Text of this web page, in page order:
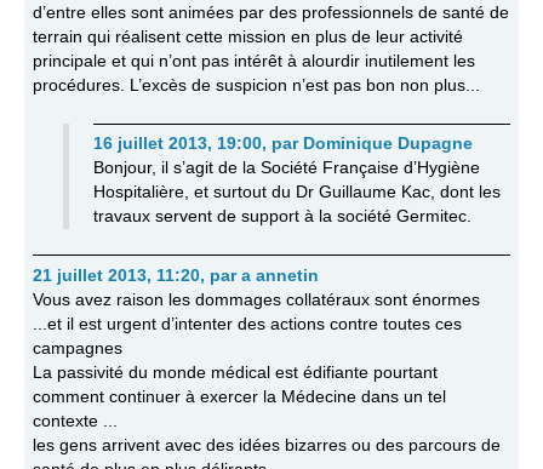
d’entre elles sont animées par des professionnels de santé de
terrain qui réalisent cette mission en plus de leur activité
principale et qui n’ont pas intérêt à alourdir inutilement les
procédures. L’excès de suspicion n’est pas bon non plus...
16 juillet 2013, 19:00, par Dominique Dupagne
Bonjour, il s’agit de la Société Française d’Hygiène
Hospitalière, et surtout du Dr Guillaume Kac, dont les
travaux servent de support à la société Germitec.
21 juillet 2013, 11:20, par a annetin
Vous avez raison les dommages collatéraux sont énormes
...et il est urgent d’intenter des actions contre toutes ces
campagnes
La passivité du monde médical est édifiante pourtant
comment continuer à exercer la Médecine dans un tel
contexte ...
les gens arrivent avec des idées bizarres ou des parcours de